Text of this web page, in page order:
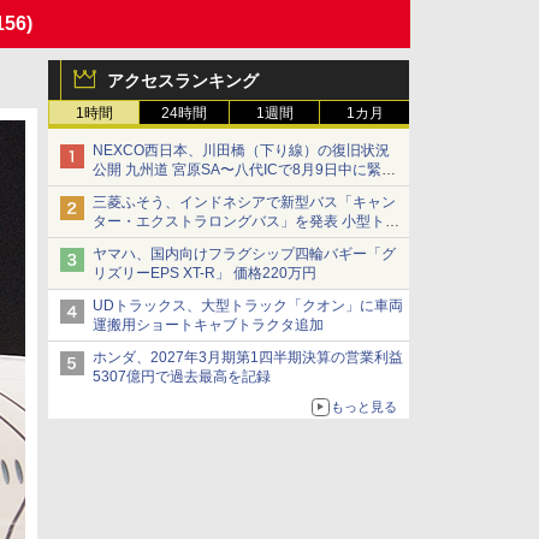
アクセスランキング
1時間 24時間 1週間 1カ月
NEXCO西日本、川田橋（下り線）の復旧状況
公開 九州道 宮原SA〜八代ICで8月9日中に緊急
車両を通行可能に
三菱ふそう、インドネシアで新型バス「キャン
ター・エクストラロングバス」を発表 小型トラ
ックベースの観光・旅客輸送向けバス
ヤマハ、国内向けフラグシップ四輪バギー「グ
リズリーEPS XT-R」 価格220万円
UDトラックス、大型トラック「クオン」に車両
運搬用ショートキャブトラクタ追加
ホンダ、2027年3月期第1四半期決算の営業利益
5307億円で過去最高を記録
もっと見る